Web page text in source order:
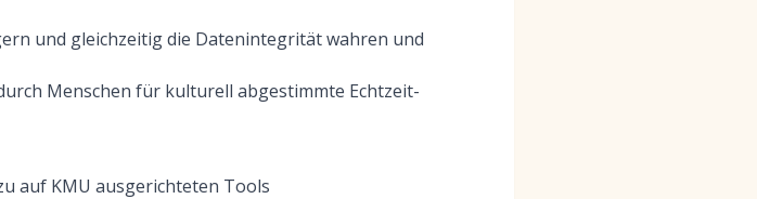
und gleichzeitig die Datenintegrität wahren und
Menschen für kulturell abgestimmte Echtzeit-
auf KMU ausgerichteten Tools